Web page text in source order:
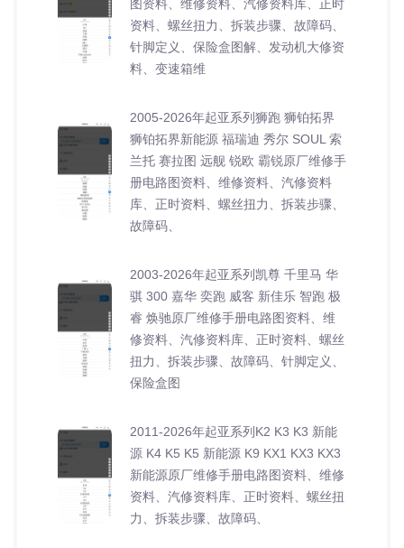
图资料、维修资料、汽修资料库、正时
资料、螺丝扭力、拆装步骤、故障码、
针脚定义、保险盒图解、发动机大修资
料、变速箱维
2005-2026年起亚系列狮跑 狮铂拓界
狮铂拓界新能源 福瑞迪 秀尔 SOUL 索
兰托 赛拉图 远舰 锐欧 霸锐原厂维修手
册电路图资料、维修资料、汽修资料
库、正时资料、螺丝扭力、拆装步骤、
故障码、
2003-2026年起亚系列凯尊 千里马 华
骐 300 嘉华 奕跑 威客 新佳乐 智跑 极
睿 焕驰原厂维修手册电路图资料、维
修资料、汽修资料库、正时资料、螺丝
扭力、拆装步骤、故障码、针脚定义、
保险盒图
2011-2026年起亚系列K2 K3 K3 新能
源 K4 K5 K5 新能源 K9 KX1 KX3 KX3
新能源原厂维修手册电路图资料、维修
资料、汽修资料库、正时资料、螺丝扭
力、拆装步骤、故障码、